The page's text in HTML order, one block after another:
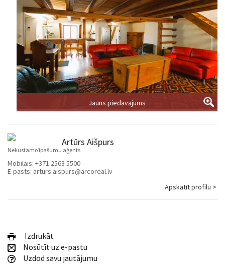
Jauns piedāvājums
Artūrs Aišpurs
Nekustamo īpašumu aģents
Mobilais: +371 2563 5500
E-pasts: arturs.aispurs@arcoreal.lv
Apskatīt profilu >
Izdrukāt
Nosūtīt uz e-pastu
Uzdod savu jautājumu